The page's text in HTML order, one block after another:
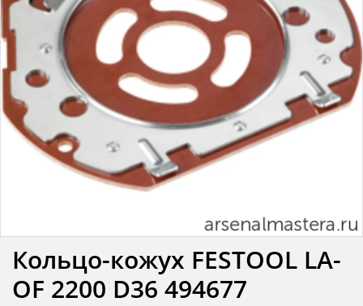
Кольцо-кожух FESTOOL LA-
OF 2200 D36 494677